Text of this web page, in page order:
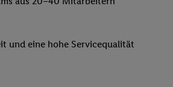
und eine hohe Servicequalität